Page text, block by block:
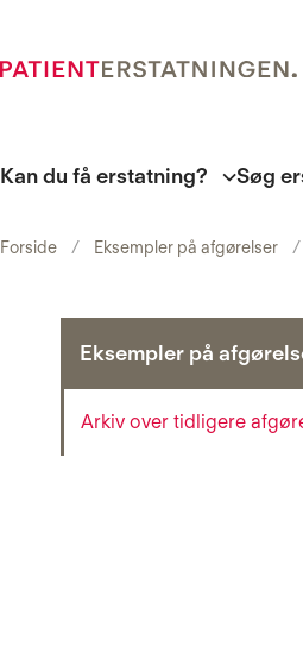
Kan du få erstatning? Søg
Forside Eksempler på afgørelser
Eksempler på
Arkiv over tidligere